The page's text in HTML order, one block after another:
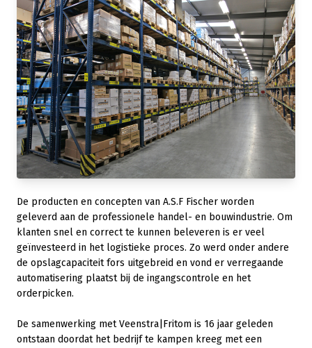
De producten en concepten van A.S.F Fischer worden
geleverd aan de professionele handel- en bouwindustrie. Om
klanten snel en correct te kunnen beleveren is er veel
geïnvesteerd in het logistieke proces. Zo werd onder andere
de opslagcapaciteit fors uitgebreid en vond er verregaande
automatisering plaatst bij de ingangscontrole en het
orderpicken.
De samenwerking met Veenstra|Fritom is 16 jaar geleden
ontstaan doordat het bedrijf te kampen kreeg met een